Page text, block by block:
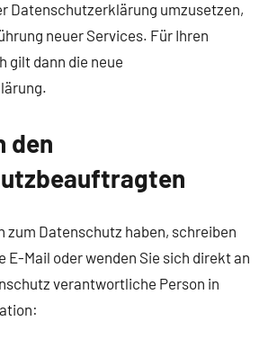
Datenschutzerklärung umzusetzen,
neuer Services. Für Ihren
gilt dann die neue
den
zum Datenschutz haben, schreiben
E-Mail oder wenden Sie sich direkt an
verantwortliche Person in